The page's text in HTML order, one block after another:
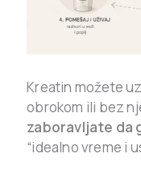
Kreatin možete
obrokom ili bez
zaboravljate da
“idealno vreme i